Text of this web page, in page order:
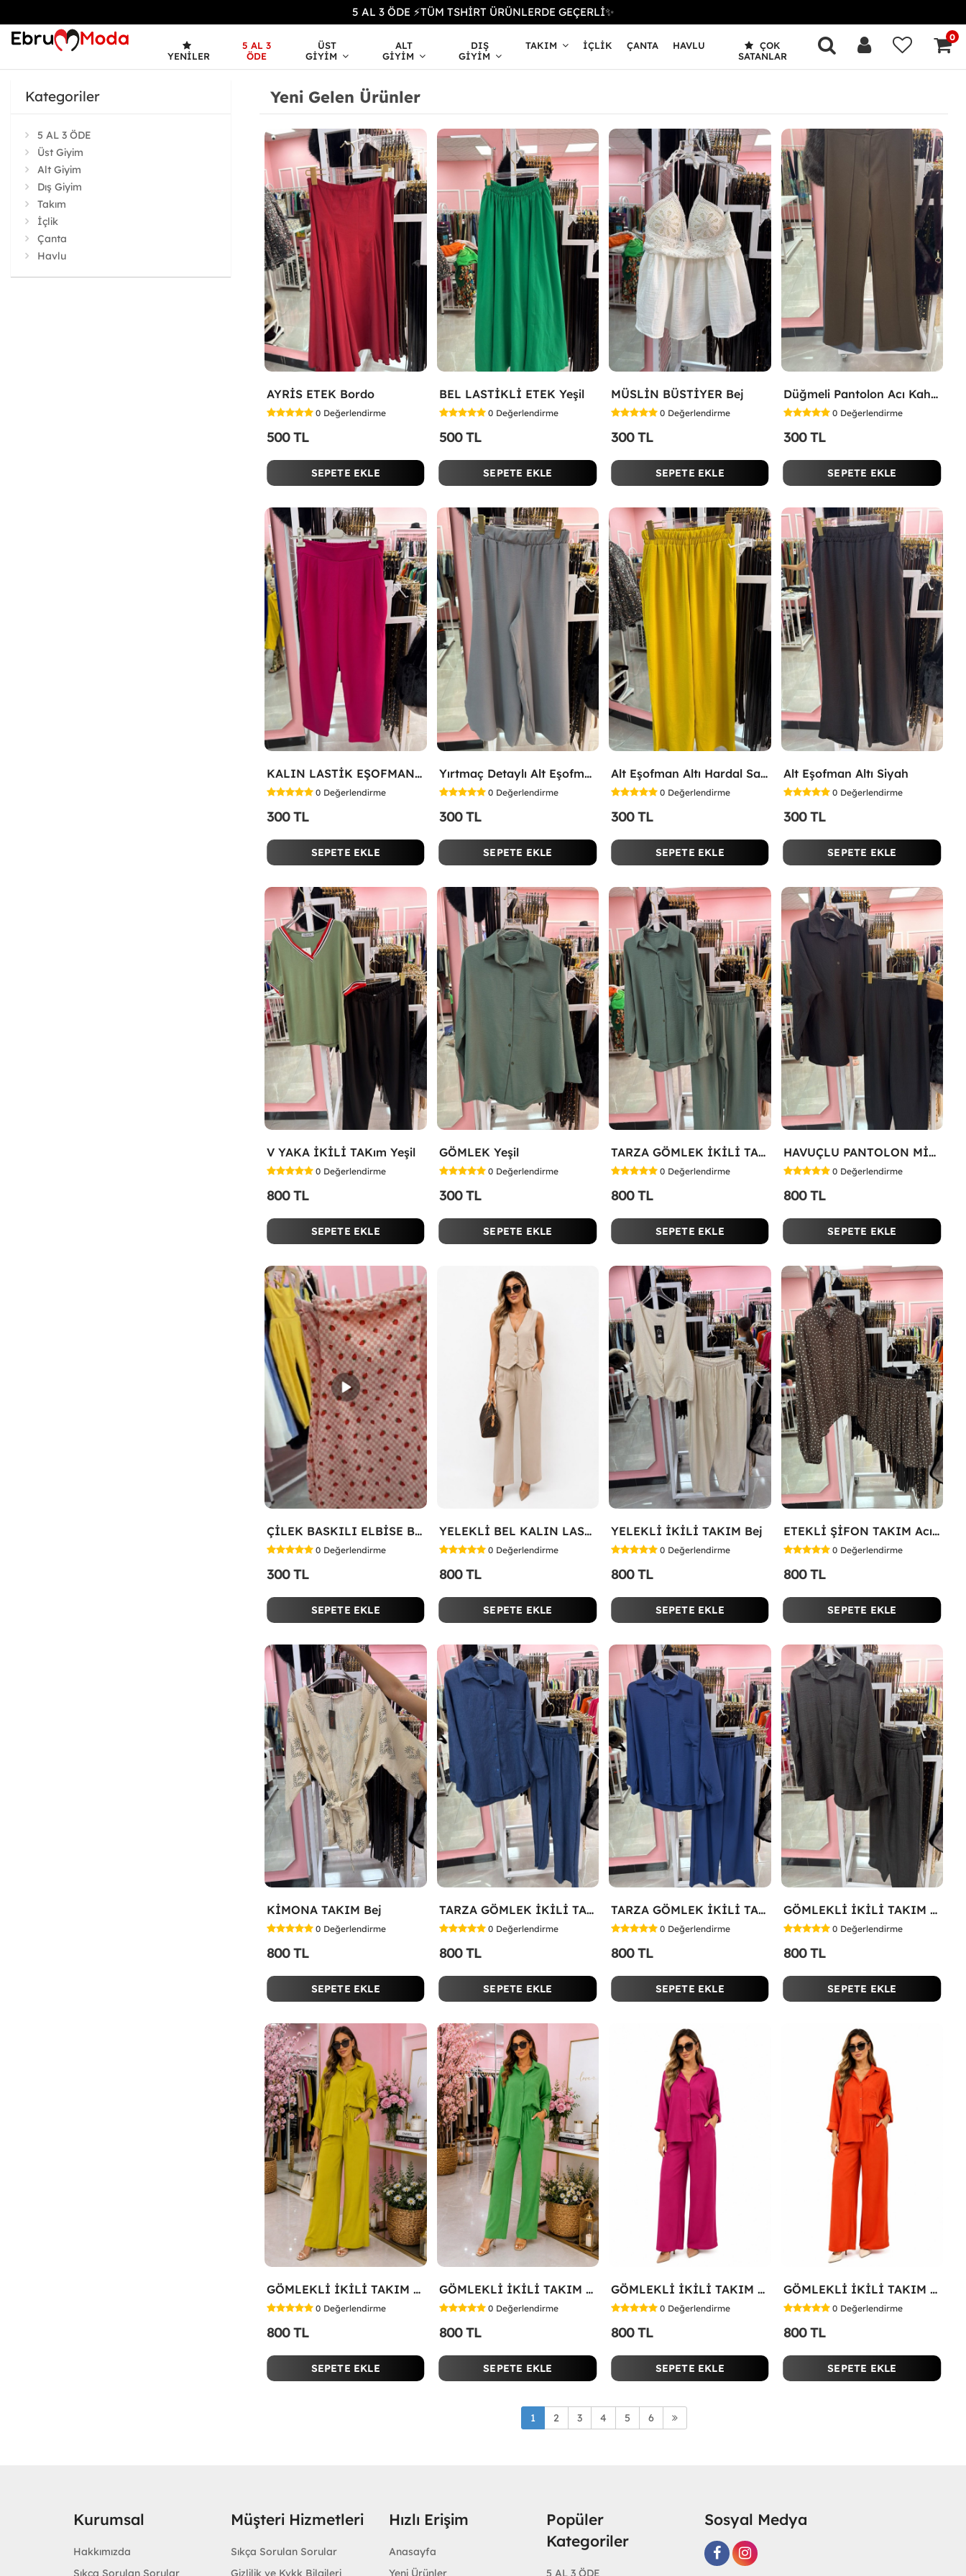
5 AL 3 ÖDE ⚡TÜM TSHİRT ÜRÜNLERDE GEÇERLİ✨
YENILER
5 AL 3
ÖDE
ÜST
GIYIM
ALT
GIYIM
DIŞ
GIYIM
TAKIM İÇLIK ÇANTA HAVLU
ÇOK
SATANLAR
0
Kategoriler
5 AL 3 ÖDE
Üst Giyim
Alt Giyim
Dış Giyim
Takım
İçlik
Çanta
Havlu
Yeni Gelen Ürünler
AYRİS ETEK Bordo
0 Değerlendirme
500 TL
SEPETE EKLE
BEL LASTİKLİ ETEK Yeşil
0 Değerlendirme
500 TL
SEPETE EKLE
MÜSLİN BÜSTİYER Bej
0 Değerlendirme
300 TL
SEPETE EKLE
Düğmeli Pantolon Acı Kahve
0 Değerlendirme
300 TL
SEPETE EKLE
KALIN LASTİK EŞOFMAN ALTI Fuşya
0 Değerlendirme
300 TL
SEPETE EKLE
Yırtmaç Detaylı Alt Eşofman Altı Gri
0 Değerlendirme
300 TL
SEPETE EKLE
Alt Eşofman Altı Hardal Sarısı
0 Değerlendirme
300 TL
SEPETE EKLE
Alt Eşofman Altı Siyah
0 Değerlendirme
300 TL
SEPETE EKLE
V YAKA İKİLİ TAKım Yeşil
0 Değerlendirme
800 TL
SEPETE EKLE
GÖMLEK Yeşil
0 Değerlendirme
300 TL
SEPETE EKLE
TARZA GÖMLEK İKİLİ TAKIM KOT KUMAŞ Yeşil
0 Değerlendirme
800 TL
SEPETE EKLE
HAVUÇLU PANTOLON MİYASE TAKIM Siyah
0 Değerlendirme
800 TL
SEPETE EKLE
ÇİLEK BASKILI ELBİSE Bej
0 Değerlendirme
300 TL
SEPETE EKLE
YELEKLİ BEL KALIN LASTİK İKİLİ TAKIM Bej
0 Değerlendirme
800 TL
SEPETE EKLE
YELEKLİ İKİLİ TAKIM Bej
0 Değerlendirme
800 TL
SEPETE EKLE
ETEKLİ ŞİFON TAKIM Acı Kahve
0 Değerlendirme
800 TL
SEPETE EKLE
KİMONA TAKIM Bej
0 Değerlendirme
800 TL
SEPETE EKLE
TARZA GÖMLEK İKİLİ TAKIM KOT KUMAŞ Mavi
0 Değerlendirme
800 TL
SEPETE EKLE
TARZA GÖMLEK İKİLİ TAKIM Lacivert
0 Değerlendirme
800 TL
SEPETE EKLE
GÖMLEKLİ İKİLİ TAKIM Siyah
0 Değerlendirme
800 TL
SEPETE EKLE
GÖMLEKLİ İKİLİ TAKIM Yağ Yeşili
0 Değerlendirme
800 TL
SEPETE EKLE
GÖMLEKLİ İKİLİ TAKIM Koyu Yeşil
0 Değerlendirme
800 TL
SEPETE EKLE
GÖMLEKLİ İKİLİ TAKIM Fuşya
0 Değerlendirme
800 TL
SEPETE EKLE
GÖMLEKLİ İKİLİ TAKIM Kırmızı
0 Değerlendirme
800 TL
SEPETE EKLE
1 2 3 4 5 6
Kurumsal
Hakkımızda
Sıkça Sorulan Sorular
Müşteri Hizmetleri
Sıkça Sorulan Sorular
Gizlilik ve Kvkk Bilgileri
Hızlı Erişim
Anasayfa
Yeni Ürünler
Popüler
Kategoriler
5 AL 3 ÖDE
Sosyal Medya